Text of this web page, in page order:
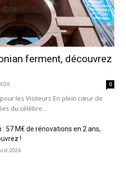
ferment, découvrez
0
les Visiteurs En plein cœur de
du célèbre...
: 57 M€ de rénovations en 2 ans,
!
2026